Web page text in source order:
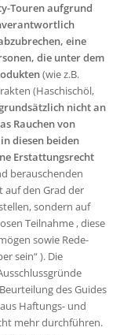
Touren aufgrund
eine
die unter dem
(wie z.B.
(Haschischöl,
nicht an
Rauchen von
diesen beiden
Erstattungsrecht
berauschenden
auf den Grad der
sondern auf
Teilnahme , diese
sowie Rede-
sein“ ). Die
des Guides
Haftungs- und
mehr durchführen.